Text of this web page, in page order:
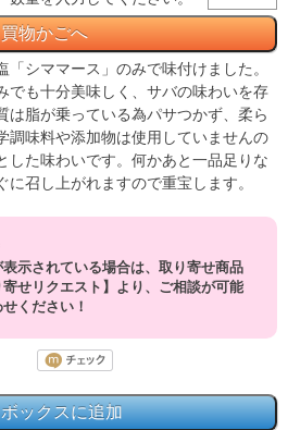
シママース」のみで味付けました。
でも十分美味しく、サバの味わいを存
は脂が乗っている為パサつかず、柔ら
調味料や添加物は使用していませんの
した味わいです。何かあと一品足りな
召し上がれますので重宝します。
表示されている場合は、取り寄せ商品
せリクエスト】より、ご相談が可能
ください！